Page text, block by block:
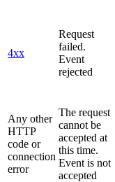
4xx
Request
failed.
Event
rejected
Any other
HTTP
code or
connection
error
The request
cannot be
accepted at
this time.
Event is not
accepted